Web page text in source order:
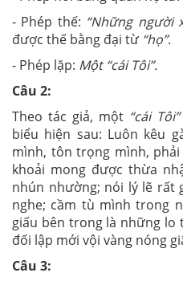
- Phép thế: “Những người
được thế bằng đại từ “họ”.
- Phép lặp: Một “cái Tôi”.
Câu 2:
Theo tác giả, một “cái
biểu hiện sau: Luôn kêu
mình, tôn trọng mình,
khoải mong được thừa
nhún nhường; nói lý lẽ rất
nghe; cầm tù mình trong
giấu bên trong là những
đối lập mới vội vàng nóng
Câu 3: